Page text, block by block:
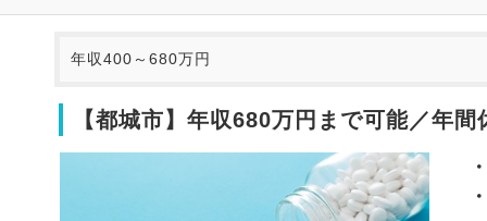
年収400～680万円
【都城市】年収680万円まで可能／年